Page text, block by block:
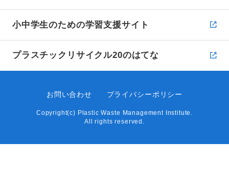
小中学生のための学習支援サイト
プラスチックリサイクル20のはてな
お問い合わせ プライバシーポリシー
Copyright(c) Plastic Waste Management Institute.
All rights reserved.